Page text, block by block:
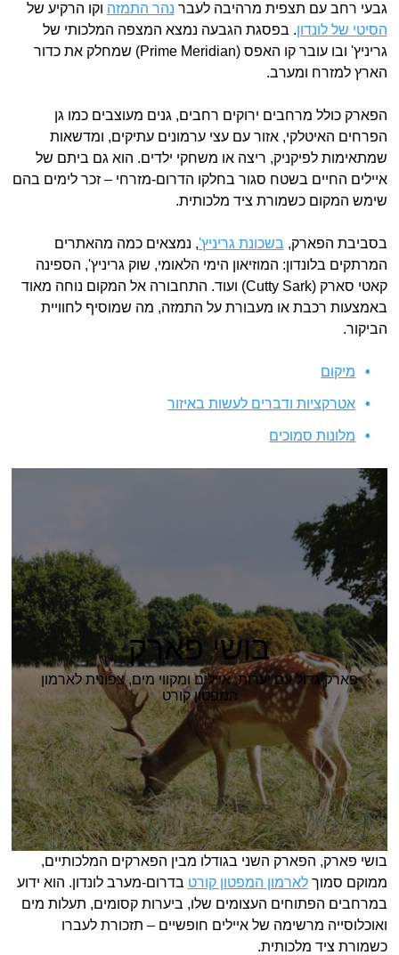
גבעי רחב עם תצפית מרהיבה לעבר נהר התמזה וקו הרקיע של
הסיטי של לונדון. בפסגת הגבעה נמצא המצפה המלכותי של
גריניץ' ובו עובר קו האפס (Prime Meridian) שמחלק את כדור
הארץ למזרח ומערב.
הפארק כולל מרחבים ירוקים רחבים, גנים מעוצבים כמו גן
הפרחים האיטלקי, אזור עם עצי ערמונים עתיקים, ומדשאות
שמתאימות לפיקניק, ריצה או משחקי ילדים. הוא גם ביתם של
איילים החיים בשטח סגור בחלקו הדרום-מזרחי – זכר לימים בהם
שימש המקום כשמורת ציד מלכותית.
בסביבת הפארק, בשכונת גריניץ', נמצאים כמה מהאתרים
המרתקים בלונדון: המוזיאון הימי הלאומי, שוק גריניץ', הספינה
קאטי סארק (Cutty Sark) ועוד. התחבורה אל המקום נוחה מאוד
באמצעות רכבת או מעבורת על התמזה, מה שמוסיף לחוויית
הביקור.
מיקום
אטרקציות ודברים לעשות באיזור
מלונות סמוכים
בושי פארק
פארק גדול עם יערות, איילים ומקווי מים, צפונית לארמון
המפטון קורט
בושי פארק, הפארק השני בגודלו מבין הפארקים המלכותיים,
ממוקם סמוךלארמון המפטון קורט בדרום-מערב לונדון. הוא ידוע
במרחבים הפתוחים העצומים שלו, ביערות קסומים, תעלות מים
ואוכלוסייה מרשימה של איילים חופשיים – תזכורת לעברו
כשמורת ציד מלכותית.